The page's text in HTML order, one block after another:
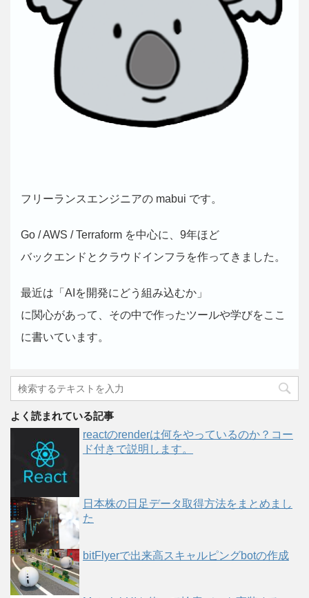
フリーランスエンジニアの mabui です。
Go / AWS / Terraform を中心に、9年ほど
バックエンドとクラウドインフラを作ってきました。
最近は「AIを開発にどう組み込むか」
に関心があって、その中で作ったツールや学びをここ
に書いています。
よく読まれている記事
reactのrenderは何をやっているのか？コー
ド付きで説明します。
日本株の日足データ取得方法をまとめまし
た
bitFlyerで出来高スキャルピングbotの作成